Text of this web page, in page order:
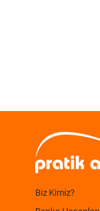
Biz Kimiz?